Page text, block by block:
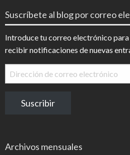
Suscríbete al blog por correo
Introduce tu correo electrónico
recibir notificaciones de nuevas
Dirección
de
electrónico
Suscribir
Archivos mensuales